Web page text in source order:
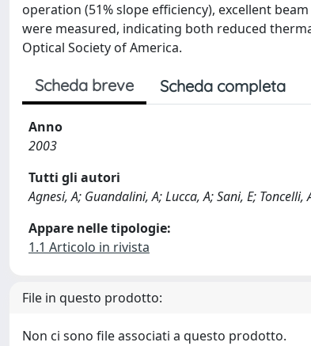
operation (51% slope efficiency), excellent
were measured, indicating both reduced
Optical Society of America.
Scheda breve Scheda completa
Anno
2003
Tutti gli autori
Agnesi, A; Guandalini, A; Lucca, A; Sani, E;
Appare nelle tipologie:
1.1 Articolo in rivista
File in questo prodotto:
Non ci sono file associati a questo prodotto.